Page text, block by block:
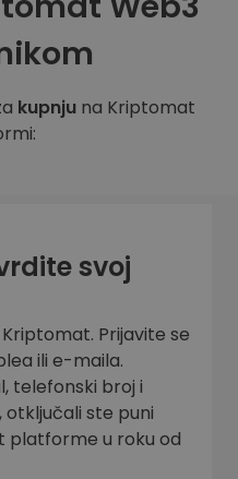
kupnju na Kriptomat
svoj
Prijavite se
ili e-maila.
telefonski broj i
ste puni
platforme u roku od